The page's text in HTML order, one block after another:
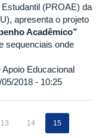
(PROAE) da
apresenta o projeto
Acadêmico”
sequenciais onde
Educacional
2018 - 10:25
13 14 15